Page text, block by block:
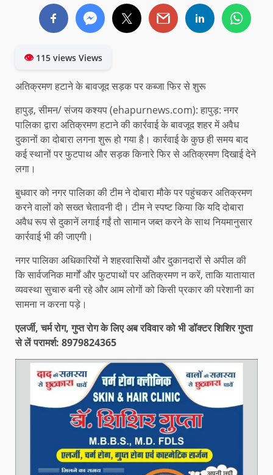
👁115 views Views
अतिक्रमण हटाने के बावजूद सड़क पर कब्जा फिर से शुरू
हापुड़, सीमन/ संजय कश्यप (ehapurnews.com): हापुड़: नगर
पालिका द्वारा अतिक्रमण हटाने की कार्रवाई के बावजूद शहर में अवैध
दुकानों का दोबारा लगना शुरू हो गया है। कार्रवाई के कुछ ही समय बाद
कई स्थानों पर फुटपाथ और सड़क किनारे फिर से अतिक्रमण दिखाई देने
लगा।
बुधवार को नगर पालिका की टीम ने दोबारा मौके पर पहुंचकर अतिक्रमण
करने वालों को सख्त चेतावनी दी। टीम ने स्पष्ट किया कि यदि दोबारा
अवैध रूप से दुकानें लगाई गईं तो सामान जब्त करने के साथ नियमानुसार
कार्रवाई भी की जाएगी।
नगर पालिका अधिकारियों ने शहरवासियों और दुकानदारों से अपील की
कि सार्वजनिक मार्गों और फुटपाथों पर अतिक्रमण न करें, ताकि यातायात
व्यवस्था सुचारु बनी रहे और आम लोगों को किसी प्रकार की परेशानी का
सामना न करना पड़े।
एलर्जी, चर्म रोग, गुप्त रोग के लिए अब रविवार को भी डॉक्टर शिशिर गुप्ता
से लें परामर्श: 8979824365